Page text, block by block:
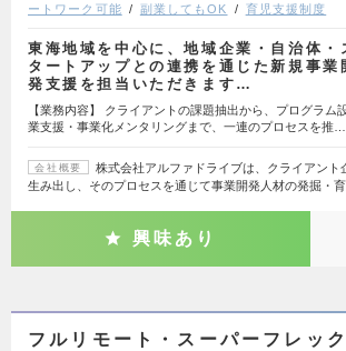
ートワーク可能
副業してもOK 育児支援制度
東海地域を中心に、地域企業・自治体・
タートアップとの連携を通じた新規事業
発支援を担当いただきます…
【業務内容】 クライアントの課題抽出から、プログラム
業支援・事業化メンタリングまで、一連のプロセスを推…
会社概要
株式会社アルファドライブは、クライアント
生み出し、そのプロセスを通じて事業開発人材の発掘・
興味あり
フルリモート・スーパーフレッ